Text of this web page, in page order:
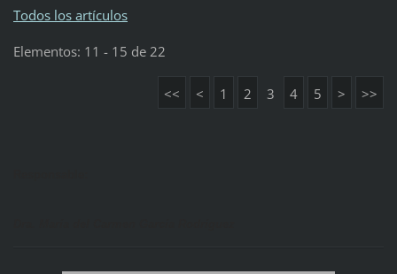
Todos los artículos
Elementos: 11 - 15 de 22
<< < 1 2 3 4 5 > >>